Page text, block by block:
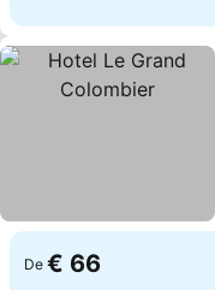
De € 66